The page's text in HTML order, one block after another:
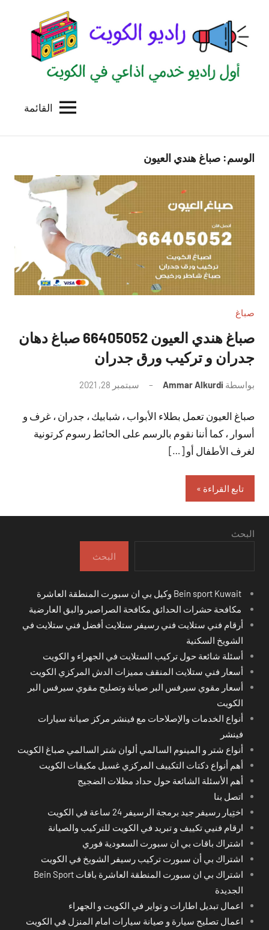
المحتوى
الكويت
للاعلانات
القائمة
الوسم: صباغ هندي العيون
صباغ
صباغ هندي العيون 66405052 صباغ دهان
جدران و تركيب ورق جدران
بواسطة Ammar Alkurdi سبتمبر 28, 2021
تعليقات
صباغ العيون تعمل بطلاء الأبواب ، شبابيك ، جدران ، غرف و
أسوار ، كما أننا نقوم بالرسم على الحائط رسوم كرتونية
لغرف الأطفال أو […]
تابع القراءة
البحث
البحث
مكافحة حشرات الحدائق مكافحة الصراصير والبق العارضية
أرقام فني ستلايت فني رسيفر ستلايت أفضل فني ستلايت في
الشويخ السكنية
أسئلة شائعة حول تركيب الستلايت في الجهراء و الكويت
أسعار فني ستلايت المنقف مميزات الدش المركزي الكويت
أسعار مقوي سيرفس البر صيانة وتصليح مقوي سيرفس البر
الكويت
أنواع الخدمات والإصلاحات مع فينشر مركز صيانة سيارات
فينشر
أنواع شتر و المينوم السالمي ألوان شتر السالمي صباغ الكويت
أهم أنواع دكتات التكييف المركزي غسيل مكيفات الكويت
أهم الأسئلة الشائعة حول حداد مظلات الضجيج
اتصل بنا
اختِيار رسيفر جيد برمجة الرسيفر 24 ساعة في الكويت
ارقام فنيي تكييف و تبريد في الكويت للتركيب والصيانة
اشتراك باقات بي ان سبورت السعودية فوري
اشتراك بي أن سبورت تركيب رسيفر الشويخ في الكويت
اشتراك بي ان سبورت المنطقة العاشرة باقات Bein Sport
الجديدة
اعمال تبديل اطارات و تواير في الكويت و الجهراء
اعمال تصليح سيارة و صيانة سيارات امام المنزل في الكويت